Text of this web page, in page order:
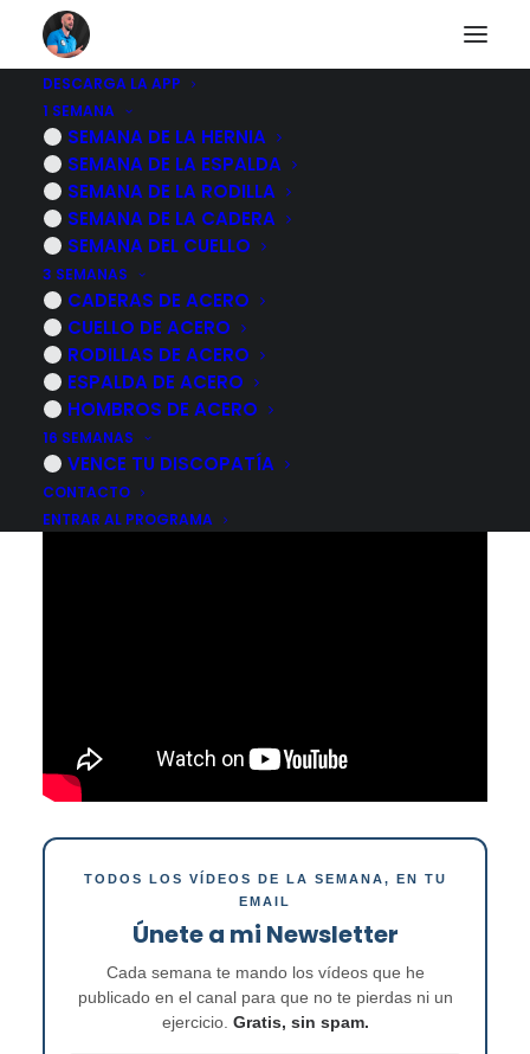
DESCARGA LA APP
1 SEMANA
SEMANA DE LA HERNIA
SEMANA DE LA ESPALDA
SEMANA DE LA RODILLA
SEMANA DE LA CADERA
SEMANA DEL CUELLO
3 SEMANAS
CADERAS DE ACERO
CUELLO DE ACERO
RODILLAS DE ACERO
ESPALDA DE ACERO
HOMBROS DE ACERO
16 SEMANAS
VENCE TU DISCOPATÍA
CONTACTO
ENTRAR AL PROGRAMA
EJERCICIOS para
ALIVIAR el dolor de
RODILLAS al bajar
escaleras
5 DICIEMBRE, 2023 | POR
TODOS LOS VÍDEOS DE LA SEMANA, EN TU
EMAIL
Únete a mi Newsletter
Cada semana te mando los vídeos que he
publicado en el canal para que no te pierdas ni un
ejercicio. Gratis, sin spam.